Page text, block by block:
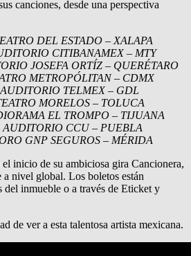
canciones, desde una perspectiva
DEL ESTADO – XALAPA
CITIBANAMEX – MTY
JOSEFA ORTÍZ – QUERÉTARO
METROPÓLITAN – CDMX
TELMEX – GDL
MORELOS – TOLUCA
EL TROMPO – TIJUANA
AUDITORIO CCU – PUEBLA
GNP SEGUROS – MÉRIDA
inicio de su ambiciosa gira Cancionera,
nivel global. Los boletos están
del inmueble o a través de Eticket y
de ver a esta talentosa artista mexicana.